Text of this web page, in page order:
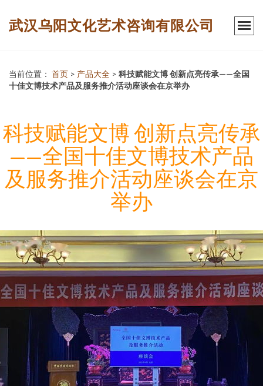
武汉乌阳文化艺术咨询有限公司
当前位置： 首页 > 产品大全 > 科技赋能文博 创新点亮传承——全国
十佳文博技术产品及服务推介活动座谈会在京举办
科技赋能文博 创新点亮传承
——全国十佳文博技术产品
及服务推介活动座谈会在京
举办